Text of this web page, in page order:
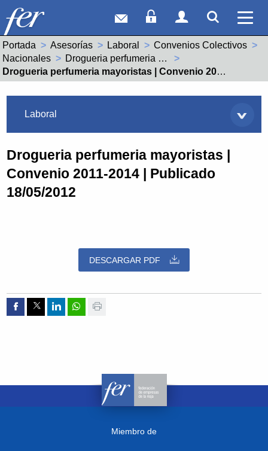
Correo webAcceso Socios
Acceso
Ver
Portada Asesorías Laboral
Convenios Colectivos
Nacionales
Drogueria perfumeria mayoristas (99001095011981)
Actual:
Drogueria perfumeria mayoristas | Convenio 2011-2014 | Publicado 18/05/2012
Laboral
Drogueria perfumeria mayoristas |
Convenio 2011-2014 | Publicado
18/05/2012
DESCARGAR PDF
Compartir por Facebook
Compartir por Twitter
Compartir por Linkedin
Compartir por whatsapp
Imprimir
Miembro de